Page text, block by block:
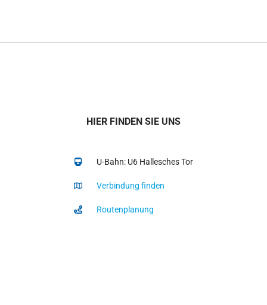
HIER FINDEN SIE UNS
U-Bahn: U6 Hallesches Tor
Verbindung finden
Routenplanung